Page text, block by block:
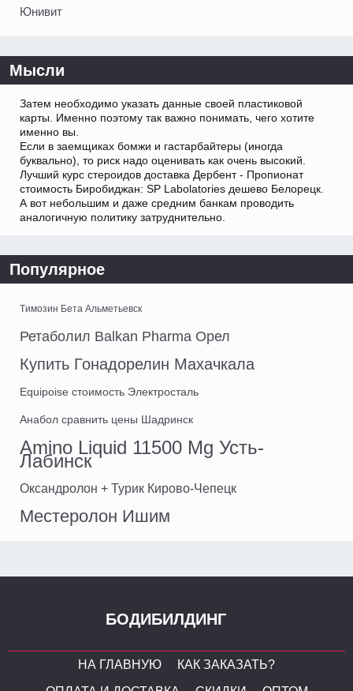
Юнивит
Мысли
Затем необходимо указать данные своей пластиковой
карты. Именно поэтому так важно понимать, чего хотите
именно вы.
Если в заемщиках бомжи и гастарбайтеры (иногда
буквально), то риск надо оценивать как очень высокий.
Лучший курс стероидов доставка Дербент - Пропионат
стоимость Биробиджан: SP Labolatories дешево Белорецк.
А вот небольшим и даже средним банкам проводить
аналогичную политику затруднительно.
Популярное
Tимозин Бета Альметьевск
Ретаболил Balkan Pharma Орел
Купить Гонадорелин Махачкала
Equipoise стоимость Электросталь
Анабол сравнить цены Шадринск
Amino Liquid 11500 Mg Усть-
Лабинск
Оксандролон + Турик Кирово-Чепецк
Местеролон Ишим
БОДИБИЛДИНГ
НА ГЛАВНУЮ
КАК ЗАКАЗАТЬ?